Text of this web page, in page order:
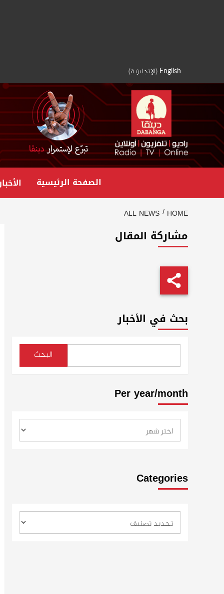
English
(الإنجليزية)
الصفحة الرئيسية
HOME
ALL NEWS
مشاركة المقال
بحث في الأخبار
البحث
Per year/month
Categories